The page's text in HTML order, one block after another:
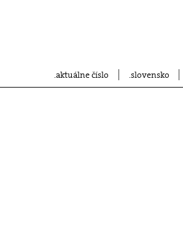
aktuálne číslo slovensko